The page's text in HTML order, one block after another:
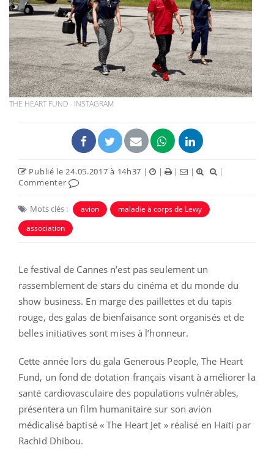
THE HEART FUND - INSTAGRAM
Publié le 24.05.2017 à 14h37 | | | |
|
Commenter
Mots clés : avion
maladie à corps de Lewy
association
Le festival de Cannes n’est pas seulement un
rassemblement de stars du cinéma et du monde du
show business. En marge des paillettes et du tapis
rouge, des galas de bienfaisance sont organisés et de
belles initiatives sont mises à l’honneur.
Cette année lors du gala Generous People, The Heart
Fund, un fond de dotation français visant à améliorer la
santé cardiovasculaire des populations vulnérables,
présentera un film humanitaire sur son avion
médicalisé baptisé « The Heart Jet » réalisé en Haïti par
Rachid Dhibou.